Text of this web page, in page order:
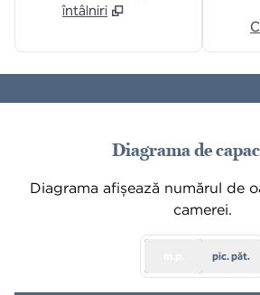
întâlniri
Diagrama de
Diagrama afișează numărul de
camerei.
pic. păt.